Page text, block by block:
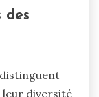
des
leur diversité